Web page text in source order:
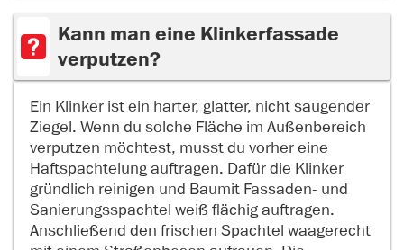
Kann man eine Klinkerfassade
verputzen?
Ein Klinker ist ein harter, glatter, nicht saugender
Ziegel. Wenn du solche Fläche im Außenbereich
verputzen möchtest, musst du vorher eine
Haftspachtelung auftragen. Dafür die Klinker
gründlich reinigen und Baumit Fassaden- und
Sanierungsspachtel weiß flächig auftragen.
Anschließend den frischen Spachtel waagerecht